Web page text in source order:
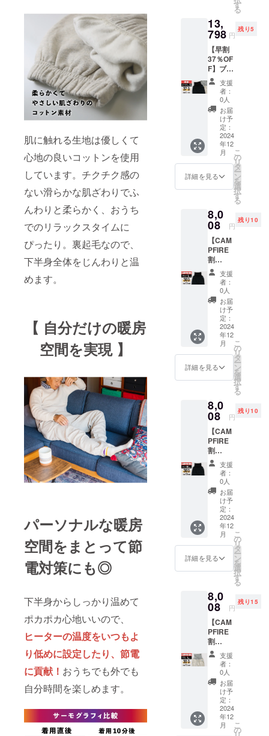
肌に触れる生地は優しくて
心地の良いコットンを使用
しています。チクチク感の
ない滑らかな肌ざわりでふ
んわりと柔らかく、おうち
でのリラックスタイムに
ぴったり。裏起毛なので、
下半身全体をじんわりと温
めます。
【 自分だけの暖房
空間を実現 】
パーソナルな暖房
空間をまとって節
電対策にも◎
下半身からしっかり温めて
ポカポカ心地いいので、
ヒーターの温度をいつもよ
り低めに設定したり、節電
に貢献！ おうちでも外でも
自分時間を楽しめます。
合等に
より出
荷時期
が遅れ
る場合
があり
ます。
性がご
ざいま
す。 ※
デザイ
ン・仕
様は一
部変更
になる
可能性
もござ
いま
す。ご
了承く
ださ
い。 ※
状況、
使用部
況、製
造工程
上の都
合等に
より出
荷時期
が遅れ
る場合
があり
ます。
期:2024
年12月
26日発
送予定
※皆様の
ご支援
により
量産効
率が向
上した
場合、
正規品
販売価
格が販
売予定
価格よ
り下が
す。 ※
デザイ
ン・仕
様は一
部変更
になる
可能性
もござ
いま
す。ご
了承く
ださ
い。 ※
ご注文
状況、
品の供
給状
上の都
合等に
より出
荷時期
が遅れ
る場合
があり
ます。
トパン
ツ：ブ
ラック×
Lサイ
ズ、グ
レー
ベー
ジュ × L
サイズ
2本セッ
ト 先着
5名様
一般販
売予定
価格
21,450
円 (税/
早割
37％OF
F]
13,798
円 (税/
送料
770円
送時
期:2024
年12月
26日発
送予定
※皆様の
ご支援
により
量産効
正規品
販売価
格が販
売予定
価格よ
り下が
る可能
性がご
ざいま
す。 ※
デザイ
ン・仕
様は一
部変更
になる
もござ
いま
ださ
い。 ※
ご注文
状況、
使用部
品の供
給状
況、製
造工程
上の都
合等に
より出
荷時期
が遅れ
る場合
す
る
13,
798 円
残り5
【早割
37％OF
F】ブ
ラック×
XLサイ
ズ、グ
レー
ベー
ジュ ×
XLサイ
ズ 2本
セット
【先着5
名様】
腹巻き
付きス
トパン
ツ：ブ
ラック×
XLサイ
ズ、グ
レー
ベー
ジュ ×
XLサイ
ズ 2本
セット
先着5名
販売予
定価
格
21,450
込) [超
早割
37％OF
F]
13,798
円 (税/
送料
770円
送時
期:2024
年12月
26日発
送予定
※皆様の
ご支援
により
場合、
正規品
販売価
格が販
売予定
価格よ
り下が
る可能
性がご
ざいま
す。 ※
デザイ
ン・仕
様は一
部変更
支援
者：
0人
お届
け予
定：
2024
年12
月
詳細を見る
こ
の
リ
タ
ー
ン
を
選
択
す
る
8,0
08 円
残り10
【CAM
PFIRE
割
30％OF
F】ブ
ラック
× Lサイ
ズ【先
着10名
様】 腹
巻き付
きス
ウェッ
トパン
ツ：ブ
ラック
ズ × 1枚
先着10
名様 一
般販売
予定価
格
11,110
円 (税/
送料
770円
[CAMP
FIRE割
30％OF
F]
8,008
円 (税/
送時
期:2024
年12月
26日発
送予定
※皆様の
ご支援
により
量産効
率が向
上した
場合、
正規品
販売価
格が販
支援
者：
0人
お届
け予
定：
2024
年12
月
詳細を見る
こ
の
リ
タ
ー
ン
を
選
択
す
る
8,0
08 円
残り10
【CAM
PFIRE
割
30％OF
F】ブ
ラック
× XLサ
イズ
【先着
10名
様】 腹
巻き付
きス
ウェッ
トパン
ツ：ブ
× XLサ
イズ × 1
枚 先着
10名様
一般販
売予定
価格
11,110
円 (税/
送料
770円
[CAMP
FIRE割
30％OF
支援
者：
0人
お届
け予
定：
2024
年12
月
詳細を見る
こ
の
リ
タ
ー
ン
を
選
択
す
る
8,0
08 円
残り15
【CAM
PFIRE
割
30％OF
F】グ
レー
ベー
ジュ × L
サイズ
【先着
15名
様】 腹
支援
者：
0人
お届
け予
定：
2024
年12
月
こ
の